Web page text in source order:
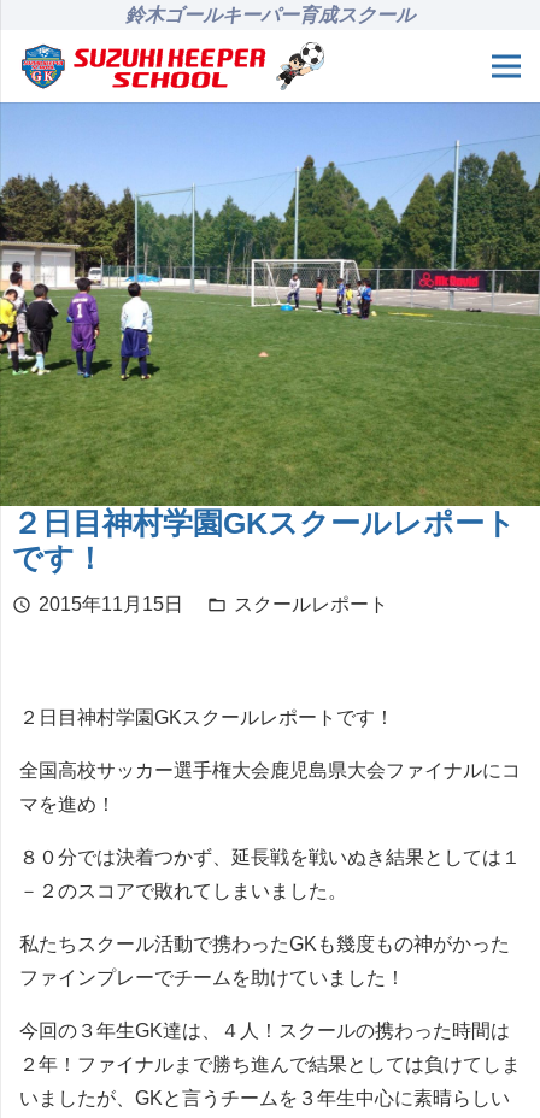
鈴木ゴールキーパー育成スクール
２日目神村学園GKスクールレポート
です！
schedule 2015年11月15日 folder_open スクールレポート
２日目神村学園GKスクールレポートです！
全国高校サッカー選手権大会鹿児島県大会ファイナルにコ
マを進め！
８０分では決着つかず、延長戦を戦いぬき結果としては１
－２のスコアで敗れてしまいました。
私たちスクール活動で携わったGKも幾度もの神がかった
ファインプレーでチームを助けていました！
今回の３年生GK達は、４人！スクールの携わった時間は
２年！ファイナルまで勝ち進んで結果としては負けてしま
いましたが、GKと言うチームを３年生中心に素晴らしい